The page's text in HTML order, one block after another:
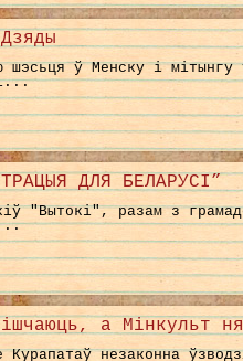
шэсьця ў Менску і
ДЛЯ БЕЛАРУСІ”
"Вытокі", разам з
а Мінкульт
Курапатаў незаконна